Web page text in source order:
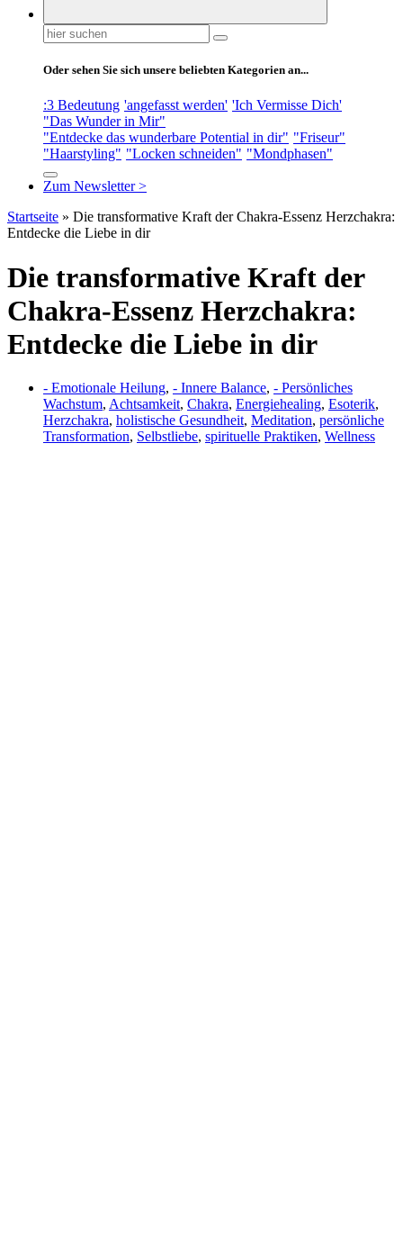
Suchen
nach:
Oder sehen Sie sich unsere beliebten Kategorien an...
:3 Bedeutung 'angefasst werden' 'Ich Vermisse Dich'
"Das Wunder in Mir"
"Entdecke das wunderbare Potential in dir" "Friseur"
"Haarstyling" "Locken schneiden" "Mondphasen"
Zum Newsletter >
Startseite » Die transformative Kraft der Chakra-Essenz Herzchakra:
Entdecke die Liebe in dir
Die transformative Kraft der
Chakra-Essenz Herzchakra:
Entdecke die Liebe in dir
- Emotionale Heilung, - Innere Balance, - Persönliches
Wachstum, Achtsamkeit, Chakra, Energiehealing, Esoterik,
Herzchakra, holistische Gesundheit, Meditation, persönliche
Transformation, Selbstliebe, spirituelle Praktiken, Wellness